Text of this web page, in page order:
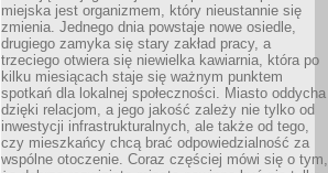
miejska jest organizmem, który nieustannie się
zmienia. Jednego dnia powstaje nowe osiedle,
drugiego zamyka się stary zakład pracy, a
trzeciego otwiera się niewielka kawiarnia, która po
kilku miesiącach staje się ważnym punktem
spotkań dla lokalnej społeczności. Miasto oddycha
dzięki relacjom, a jego jakość zależy nie tylko od
inwestycji infrastrukturalnych, ale także od tego,
czy mieszkańcy chcą brać odpowiedzialność za
wspólne otoczenie. Coraz częściej mówi się o tym,